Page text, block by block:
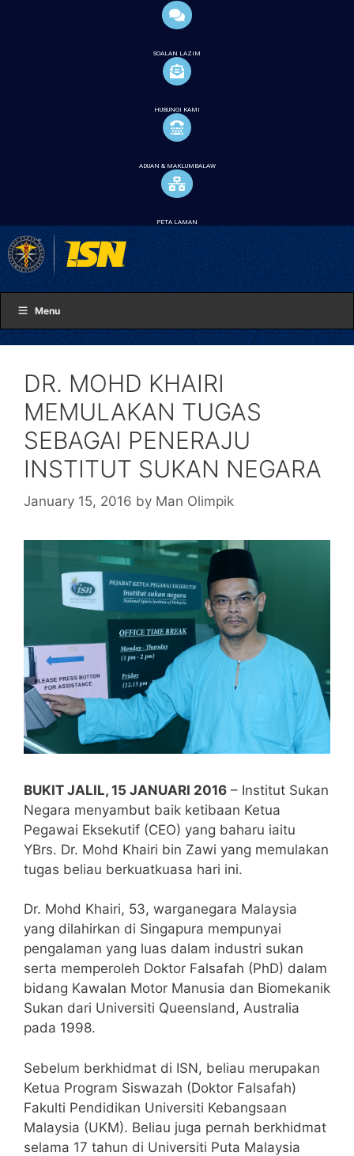
SOALAN LAZIM
HUBUNGI KAMI
ADUAN & MAKLUMBALAW
PETA LAMAN
Menu
DR. MOHD KHAIRI
MEMULAKAN TUGAS
SEBAGAI PENERAJU
INSTITUT SUKAN NEGARA
January 15, 2016 by Man Olimpik
BUKIT JALIL, 15 JANUARI 2016 – Institut Sukan
Negara menyambut baik ketibaan Ketua
Pegawai Eksekutif (CEO) yang baharu iaitu
YBrs. Dr. Mohd Khairi bin Zawi yang memulakan
tugas beliau berkuatkuasa hari ini.
Dr. Mohd Khairi, 53, warganegara Malaysia
yang dilahirkan di Singapura mempunyai
pengalaman yang luas dalam industri sukan
serta memperoleh Doktor Falsafah (PhD) dalam
bidang Kawalan Motor Manusia dan Biomekanik
Sukan dari Universiti Queensland, Australia
pada 1998.
Sebelum berkhidmat di ISN, beliau merupakan
Ketua Program Siswazah (Doktor Falsafah)
Fakulti Pendidikan Universiti Kebangsaan
Malaysia (UKM). Beliau juga pernah berkhidmat
selama 17 tahun di Universiti Puta Malaysia